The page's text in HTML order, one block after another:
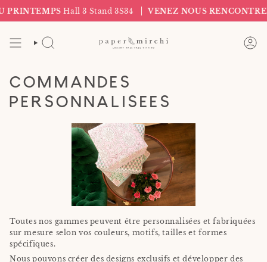
au
Hall 3 Stand 3S34 VENEZ NOUS RENCONTRER
RECHERCHE
COMMANDES
PERSONNALISÉES
Toutes nos gammes peuvent être personnalisées et fabriquées
sur mesure selon vos couleurs, motifs, tailles et formes
spécifiques.
Nous pouvons créer des designs exclusifs et développer des